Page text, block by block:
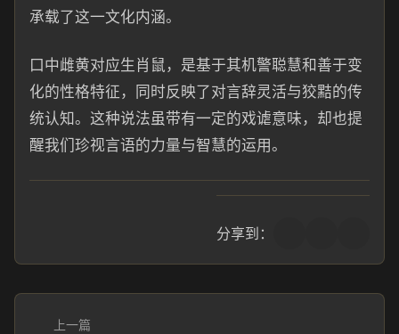
承载了这一文化内涵。
口中雌黄对应生肖鼠，是基于其机警聪慧和善于变
化的性格特征，同时反映了对言辞灵活与狡黠的传
统认知。这种说法虽带有一定的戏谑意味，却也提
醒我们珍视言语的力量与智慧的运用。
分享到：
上一篇